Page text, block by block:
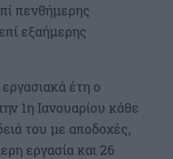
πενθήμερης
εξαήμερης
έτη ο
1η Ιανουαρίου κάθε
του με αποδοχές,
εργασία και 26